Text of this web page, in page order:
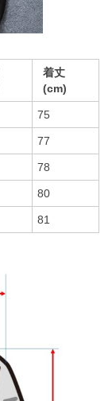
着丈
(cm)
75
77
78
80
81